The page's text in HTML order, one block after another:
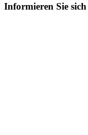
Informieren Sie